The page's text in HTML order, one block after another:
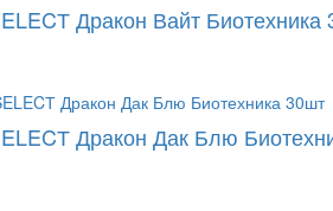
Дракон Вайт Биотехника
Дракон Дак Блю